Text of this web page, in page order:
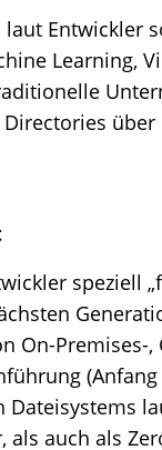
laut Entwickler
Learning,
über
speziell
On-Premises-
Dateisystems
als auch als